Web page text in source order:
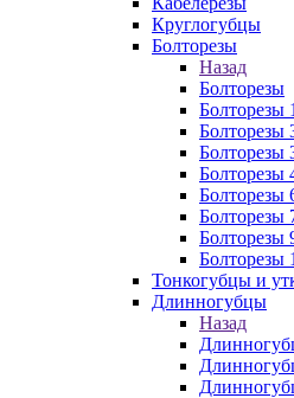
Круглогубцы
Болторезы
Назад
Болторезы
Болторезы
Болторезы
Болторезы
Болторезы
Болторезы
Болторезы
Болторезы
Болторезы
Тонкогубцы и
Длинногубцы
Назад